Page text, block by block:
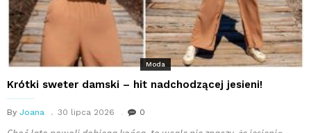
Moda
Krótki sweter damski – hit nadchodzącej jesieni!
By Joana 30 lipca 2026 0